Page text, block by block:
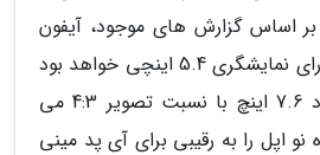
بر اساس گزارش های موجود، آیفون
تاشو در حالت بسته دارای نمایشگری 5.4 اینچی خواهد بود
و در حالت باز به ابعاد 7.6 اینچ با نسبت تصویر 4:3 می
نو اپل را به رقیبی برای آی پد مینی